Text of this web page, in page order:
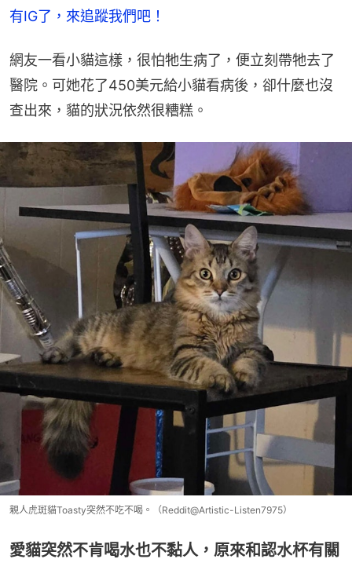
有IG了，來追蹤我們吧！
網友一看小貓這樣，很怕牠生病了，便立刻帶牠去了
醫院。可她花了450美元給小貓看病後，卻什麼也沒
查出來，貓的狀況依然很糟糕。
親人虎斑貓Toasty突然不吃不喝。（Reddit@Artistic-Listen7975）
愛貓突然不肯喝水也不黏人，原來和認水杯有關